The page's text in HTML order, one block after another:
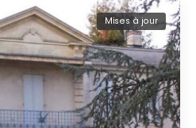
Mises à jour